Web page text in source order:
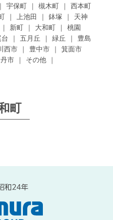
宇保町 槻木町
西本町
上池田 鉢塚
天神
新町 大和町
桃園
五月丘 緑丘
豊島
西市 豊中市
箕面市
市 その他
町